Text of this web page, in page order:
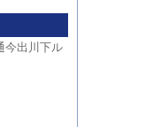
今出川下ル